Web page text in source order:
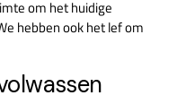
om het huidige
hebben ook het lef om